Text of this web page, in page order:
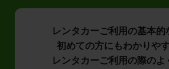
レンタカーご利用の基本的
初めての方にもわかりやす
レンタカーご利用の際のよ